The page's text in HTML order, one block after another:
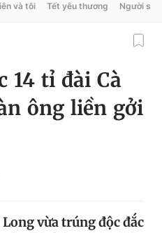
và tôi Tết yêu thương Người
14 tỉ đài Cà
ông liền gởi
vừa trúng độc đắc